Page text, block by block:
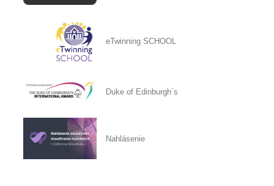
eTwinning SCHOOL
Duke of Edinburgh´s
Nahlásenie